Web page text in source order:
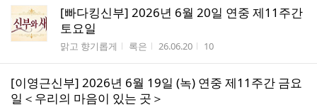
[빠다킹신부] 2026년 6월 20일 연중 제11주간
토요일
게시판명
맑고 향기롭게 작성자
록은 작성시간
26.06.20 조회수
10
[이영근신부] 2026년 6월 19일 (녹) 연중 제11주간 금요
일＜우리의 마음이 있는 곳＞